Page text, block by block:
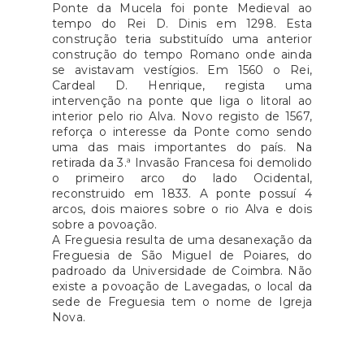
Ponte da Mucela foi ponte Medieval ao
tempo do Rei D. Dinis em 1298. Esta
construção teria substituído uma anterior
construção do tempo Romano onde ainda
se avistavam vestígios. Em 1560 o Rei,
Cardeal D. Henrique, regista uma
intervenção na ponte que liga o litoral ao
interior pelo rio Alva. Novo registo de 1567,
reforça o interesse da Ponte como sendo
uma das mais importantes do país. Na
retirada da 3.ª Invasão Francesa foi demolido
o primeiro arco do lado Ocidental,
reconstruido em 1833. A ponte possuí 4
arcos, dois maiores sobre o rio Alva e dois
sobre a povoação.
A Freguesia resulta de uma desanexação da
Freguesia de São Miguel de Poiares, do
padroado da Universidade de Coimbra. Não
existe a povoação de Lavegadas, o local da
sede de Freguesia tem o nome de Igreja
Nova.